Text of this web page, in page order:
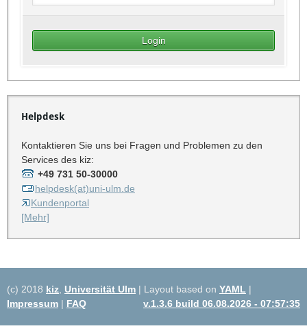
Helpdesk
Kontaktieren Sie uns bei Fragen und Problemen zu den
Services des kiz:
+49 731 50-30000
helpdesk(at)uni-ulm.de
Kundenportal
[Mehr]
(c) 2018 kiz Universität Ulm | Layout based on YAML |
Impressum | FAQ v.1.3.6 build 06.08.2026 - 07:57:35